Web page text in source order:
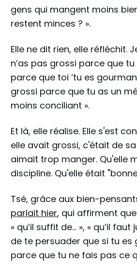
gens qui mangent moins
restent minces ? ».
Elle ne dit rien, elle réfléchit.
n’as pas grossi parce que tu
parce que toi ‘tu es
grossi parce que tu as un
moins conciliant ».
Et là, elle réalise. Elle s'est
elle avait grossi, c'était de
aimait trop manger. Qu'elle
discipline. Qu'elle était
Tsé, grâce aux bien-
parlait hier, qui affirment que
« qu’il suffit de… », « qu’il
de te persuader que si tu es
parce que tu ne fais pas ce